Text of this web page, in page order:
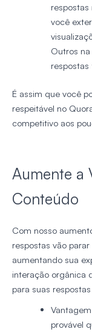
respostas
você
Outros
É assim que você
respeitável no
competitivo aos
Aumente a
Conteúdo
Com nosso
respostas vão
aumentando sua
interação orgânica
para suas
Vantagem
provável